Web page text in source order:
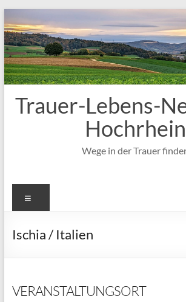
Inhalt
springen
Trauer-Lebens-
Hochrhein
Wege in der Trauer
Ischia / Italien
VERANSTALTUNGSORT